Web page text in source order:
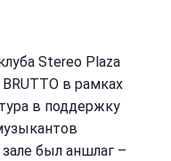
Stereo Plaza
в рамках
в поддержку
был аншлаг –